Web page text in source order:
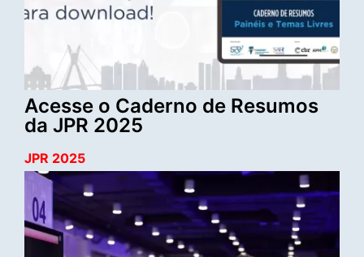
Acesse o Caderno de Resumos
da JPR 2025
JPR 2025